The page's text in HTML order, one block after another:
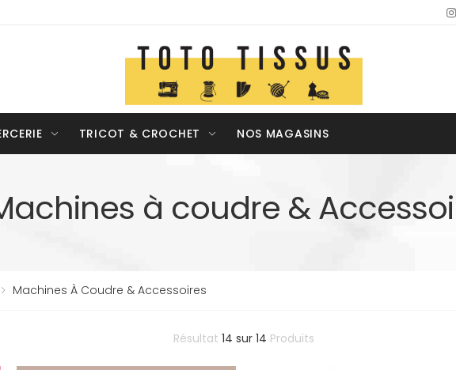
TRICOT & CROCHET NOS MAGASINS
à coudre &
Machines À Coudre & Accessoires
Résultat 14 sur 14 Produits